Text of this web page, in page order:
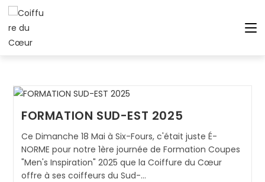
FORMATION SUD-EST 2025
Ce Dimanche 18 Mai à Six-Fours, c'était juste É-
NORME pour notre 1ère journée de Formation Coupes
"Men's Inspiration" 2025 que la Coiffure du Cœur
offre à ses coiffeurs du Sud-…